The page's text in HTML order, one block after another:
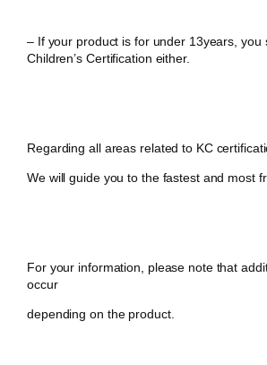
– If your product is for under 13years, you
Children’s Certification either.
Regarding all areas related to KC
We will guide you to the fastest and most
For your information, please note that
occur
depending on the product.